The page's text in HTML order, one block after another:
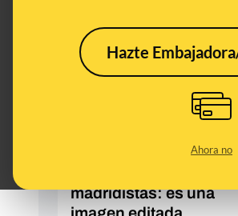
Hazte
Ahora no
No, El Confidencial no
publicó un audio de
madridistas: es una